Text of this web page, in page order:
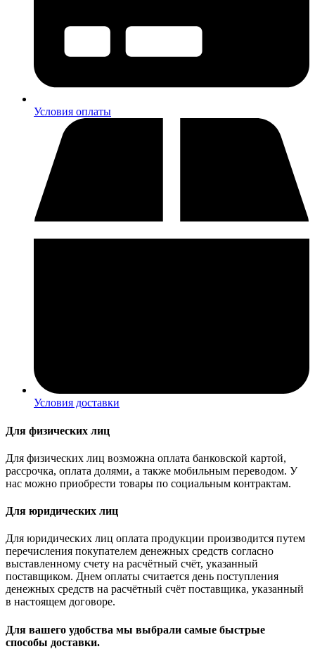
Условия оплаты
Условия доставки
Для физических лиц
Для физических лиц возможна оплата банковской картой,
рассрочка, оплата долями, а также мобильным переводом. У
нас можно приобрести товары по социальным контрактам.
Для юридических лиц
Для юридических лиц оплата продукции производится путем
перечисления покупателем денежных средств согласно
выставленному счету на расчётный счёт, указанный
поставщиком. Днем оплаты считается день поступления
денежных средств на расчётный счёт поставщика, указанный
в настоящем договоре.
Для вашего удобства мы выбрали самые быстрые
способы доставки.